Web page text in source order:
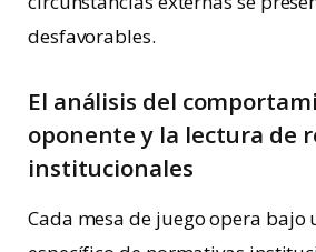
desfavorables.
El análisis del
oponente y la lectura de
institucionales
Cada mesa de juego opera bajo